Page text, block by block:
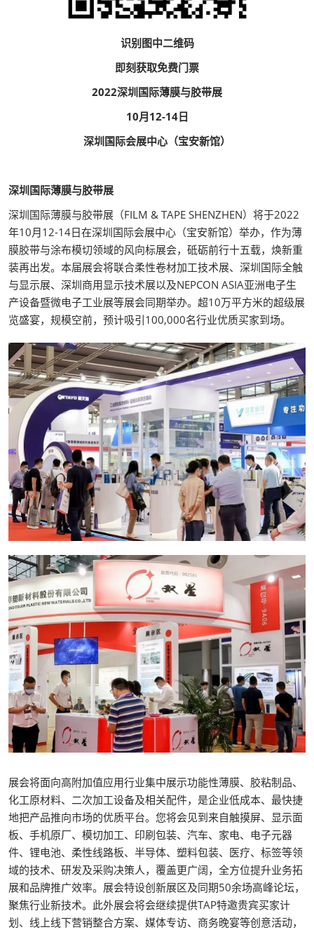
识别图中二维码
即刻获取免费门票
2022深圳国际薄膜与胶带展
10月12-14日
深圳国际会展中心（宝安新馆）
深圳国际薄膜与胶带展
深圳国际薄膜与胶带展（FILM & TAPE SHENZHEN）将于2022
年10月12-14日在深圳国际会展中心（宝安新馆）举办，作为薄
膜胶带与涂布模切领域的风向标展会，砥砺前行十五载，焕新重
装再出发。本届展会将联合柔性卷材加工技术展、深圳国际全触
与显示展、深圳商用显示技术展以及NEPCON ASIA亚洲电子生
产设备暨微电子工业展等展会同期举办。超10万平方米的超级展
览盛宴，规模空前，预计吸引100,000名行业优质买家到场。
展会将面向高附加值应用行业集中展示功能性薄膜、胶粘制品、
化工原材料、二次加工设备及相关配件，是企业低成本、最快捷
地把产品推向市场的优质平台。您将会见到来自触摸屏、显示面
板、手机原厂、模切加工、印刷包装、汽车、家电、电子元器
件、锂电池、柔性线路板、半导体、塑料包装、医疗、标签等领
域的技术、研发及采购决策人，覆盖更广阔，全方位提升业务拓
展和品牌推广效率。展会特设创新展区及同期50余场高峰论坛，
聚焦行业新技术。此外展会将会继续提供TAP特邀贵宾买家计
划、线上线下营销整合方案、媒体专访、商务晚宴等创意活动，